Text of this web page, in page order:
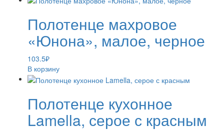
Полотенце махровое
«Юнона», малое, черное
103.5₽
В корзину
Полотенце кухонное
Lamella, серое с красным